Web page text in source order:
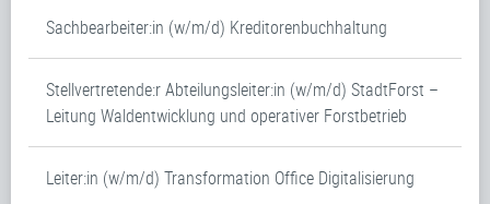
Sachbearbeiter:in (w/m/d) Kreditorenbuchhaltung
Stellvertretende:r Abteilungsleiter:in (w/m/d) StadtForst –
Leitung Waldentwicklung und operativer Forstbetrieb
Leiter:in (w/m/d) Transformation Office Digitalisierung